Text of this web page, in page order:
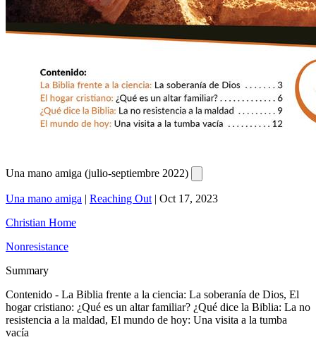
Una mano amiga (julio-septiembre 2022)
Una mano amiga | Reaching Out | Oct 17, 2023
Christian Home
Nonresistance
Summary
Contenido - La Biblia frente a la ciencia: La soberanía de Dios, El
hogar cristiano: ¿Qué es un altar familiar? ¿Qué dice la Biblia: La no
resistencia a la maldad, El mundo de hoy: Una visita a la tumba
vacía